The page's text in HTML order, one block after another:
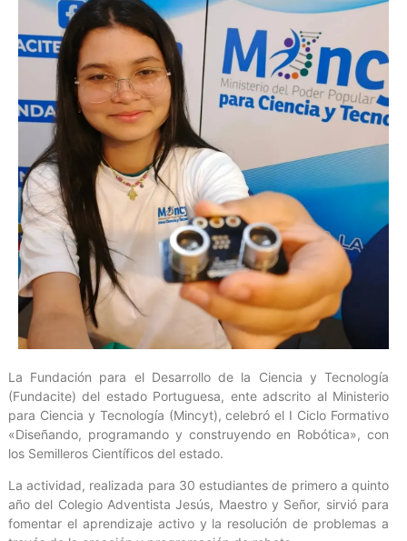
La Fundación para el Desarrollo de la Ciencia y Tecnología
(Fundacite) del estado Portuguesa, ente adscrito al Ministerio
para Ciencia y Tecnología (Mincyt), celebró el I Ciclo Formativo
«Diseñando, programando y construyendo en Robótica», con
los Semilleros Científicos del estado.
La actividad, realizada para 30 estudiantes de primero a quinto
año del Colegio Adventista Jesús, Maestro y Señor, sirvió para
fomentar el aprendizaje activo y la resolución de problemas a